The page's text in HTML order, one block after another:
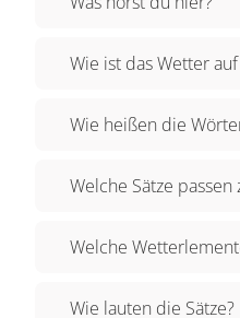
It's cloudy. It's foggy.
onto his ship.
Wie ist das Wetter
Wie heißen die
Welche Sätze passen
Welche
Wie lauten die Sätze?